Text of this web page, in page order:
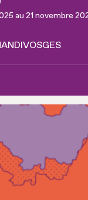
au 21 novembre